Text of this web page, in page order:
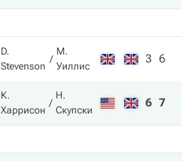
D.
Stevenson
М.
Уиллис
3 6
К.
Харрисон
Н.
Скупски
6 7